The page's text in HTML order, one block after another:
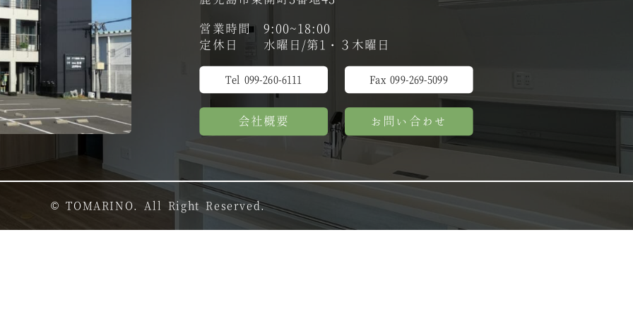
営業時間 9:00~18:00
定休日 水曜日/第1・３木曜日
Tel 099-260-6111 Fax 099-269-5099
会社概要 お問い合わせ
© TOMARINO. All Right Reserved.